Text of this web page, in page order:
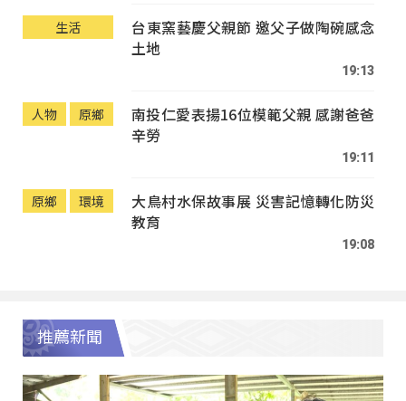
生活
台東窯藝慶父親節 邀父子做陶碗感念
土地
19:13
人物 原鄉
南投仁愛表揚16位模範父親 感謝爸爸
辛勞
19:11
原鄉 環境
大鳥村水保故事展 災害記憶轉化防災
教育
19:08
推薦新聞